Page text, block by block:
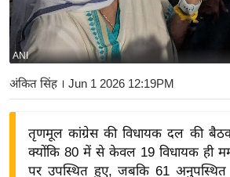
र्रा
ष्ट्री
य
बि
ज़
ANI
अंकित सिंह। Jun 1 2026 12:19PM
तृणमूल कांग्रेस की विधायक दल की
क्योंकि 80 में से केवल 19 विधायक ही
पर उपस्थित हुए, जबकि 61 अनुपस्थित